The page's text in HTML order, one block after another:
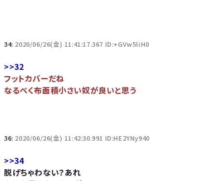
34: 2020/06/26(金) 11:41:17.367 ID:+GVw5liH0
>>32
フットカバーだね
なるべく布面積小さい奴が良いと思う
36: 2020/06/26(金) 11:42:30.991 ID:HE2YNy940
>>34
脱げちゃわない？あれ